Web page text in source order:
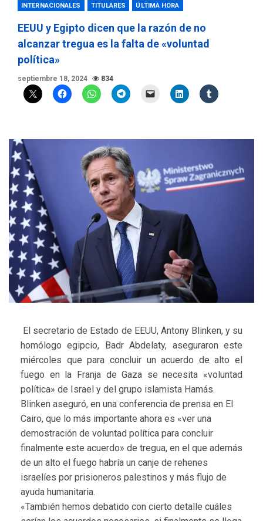
INTERNACIONALES TITULARES ÚLTIMA HORA
EEUU y Egipto dicen que la razón de no
alcanzar tregua es la falta de «voluntad
política»
septiembre 18, 2024 834
El secretario de Estado de EEUU, Antony Blinken, y su
homólogo egipcio, Badr Abdelaty, aseguraron este
miércoles que para concluir un acuerdo de alto el
fuego en la Franja de Gaza se necesita «voluntad
política» de Israel y del grupo islamista Hamás.
Blinken aseguró, en una conferencia de prensa en El
Cairo, que lo más importante ahora es «ver una
demostración de voluntad política para concluir
finalmente este acuerdo» de tregua, en el que además
de un alto el fuego habría un canje de rehenes
israelíes por prisioneros palestinos y más flujo de
ayuda humanitaria.
«También hemos debatido con cierto detalle cuáles